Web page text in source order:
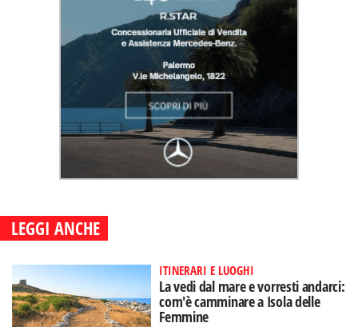
LEGGI ANCHE
ITINERARI E LUOGHI
La vedi dal mare e vorresti andarci:
com'è camminare a Isola delle
Femmine